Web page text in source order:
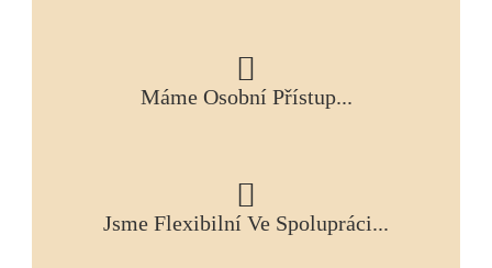
Máme Osobní Přístup...
Jsme Flexibilní Ve Spolupráci...